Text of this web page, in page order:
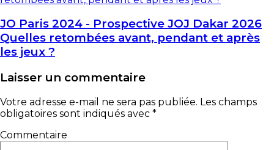
JO Paris 2024 - Prospective JOJ Dakar 2026
Quelles retombées avant, pendant et après
les jeux ?
Laisser un commentaire
Votre adresse e-mail ne sera pas publiée. Les champs
obligatoires sont indiqués avec *
Commentaire